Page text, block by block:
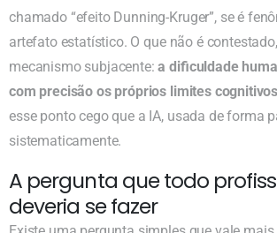
chamado “efeito Dunning-Kruger”, se é
artefato estatístico. O que não é
mecanismo subjacente:a dificuldade
com precisão os próprios limites
esse ponto cego que a IA, usada de forma
sistematicamente.
A pergunta que todo
deveria se fazer